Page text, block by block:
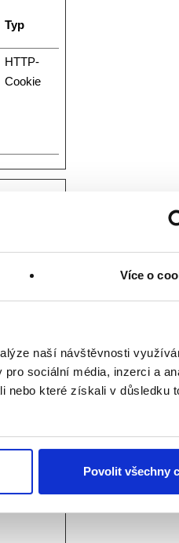
Více o
naší návštěvnosti
sociální média, inzerci a
nebo které získali v důsledku
Povolit všechny
Typ
HTTP-
Cookie
zu
und
HTTP-
Cookie